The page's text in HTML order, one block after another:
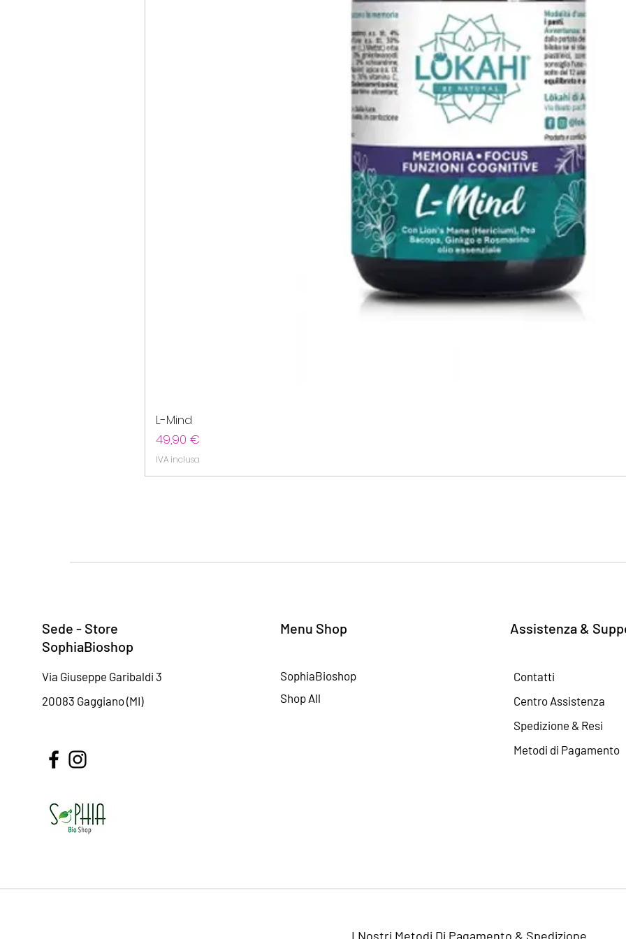
L-Mind
Prezzo
49,90 €
IVA inclusa
Sede - Store
SophiaBioshop
Via Giuseppe Garibaldi 3
20083 Gaggiano (MI)
Menu Shop
SophiaBioshop
Shop All
Assistenza &
Contatti
Centro Assistenza
Spedizione & Resi
Metodi di Pagamento
I Nostri Metodi Di Pagamento & Spedizione